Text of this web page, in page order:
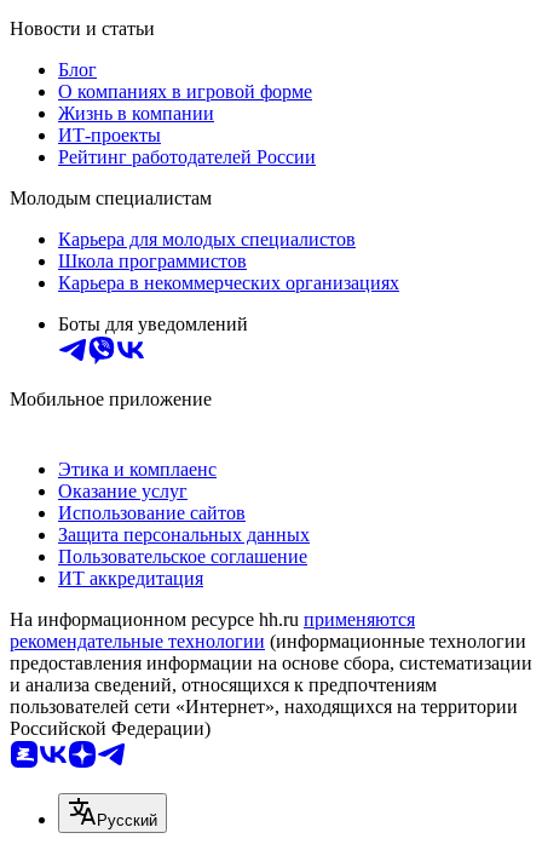
Новости и статьи
Блог
О компаниях в игровой форме
Жизнь в компании
ИТ-проекты
Рейтинг работодателей России
Молодым специалистам
Карьера для молодых специалистов
Школа программистов
Карьера в некоммерческих организациях
Боты для уведомлений
Мобильное приложение
Этика и комплаенс
Оказание услуг
Использование сайтов
Защита персональных данных
Пользовательское соглашение
ИТ аккредитация
На информационном ресурсе hh.ru применяются
рекомендательные технологии (информационные технологии
предоставления информации на основе сбора, систематизации
и анализа сведений, относящихся к предпочтениям
пользователей сети «Интернет», находящихся на территории
Российской Федерации)
Русский